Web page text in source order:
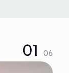
01 06